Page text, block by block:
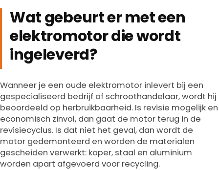
Wat gebeurt er met een
elektromotor die wordt
ingeleverd?
Wanneer je een oude elektromotor inlevert bij een
gespecialiseerd bedrijf of schroothandelaar, wordt hij
beoordeeld op herbruikbaarheid. Is revisie mogelijk en
economisch zinvol, dan gaat de motor terug in de
revisiecyclus. Is dat niet het geval, dan wordt de
motor gedemonteerd en worden de materialen
gescheiden verwerkt: koper, staal en aluminium
worden apart afgevoerd voor recycling.